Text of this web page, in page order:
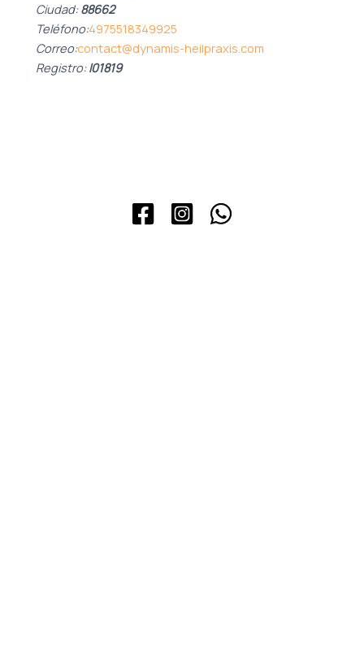
Ciudad:88662
Teléfono:4975518349925
Correo:contact@dynamis-heilpraxis.com
Registro:I01819